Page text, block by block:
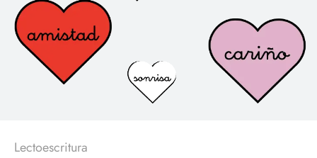
Lectoescritura